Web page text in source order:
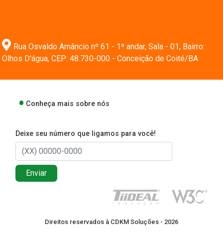
Rua Osvaldo Amâncio nº 61 - 1º andar, Sala - 01, Bairro:
Olhos D'água, CEP: 48.730-000 - Conceição de Coité/BA
Conheça mais sobre nós
Deixe seu número que ligamos para você!
Enviar
Direitos reservados à CDKM Soluções - 2026